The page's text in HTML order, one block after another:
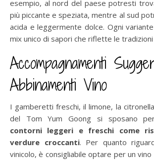
esempio, al nord del paese potresti
più piccante e speziata, mentre al sud
acida e leggermente dolce. Ogni
mix unico di sapori che riflette le tradizioni
Accompagnamenti
Abbinamenti Vino
I gamberetti freschi, il limone, la
del Tom Yum Goong si sposano
contorni leggeri e freschi come
verdure croccanti. Per quanto
vinicolo, è consigliabile optare per un